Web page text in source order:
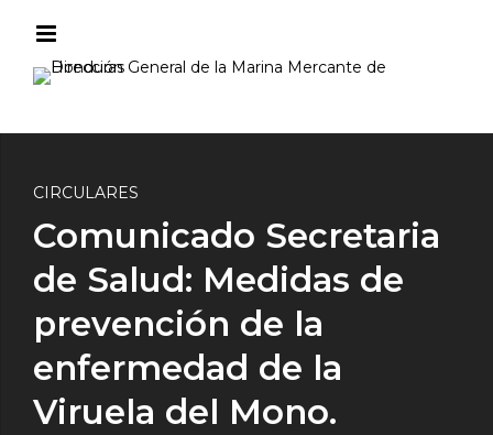
CIRCULARES
Comunicado Secretaria
de Salud: Medidas de
prevención de la
enfermedad de la
Viruela del Mono.